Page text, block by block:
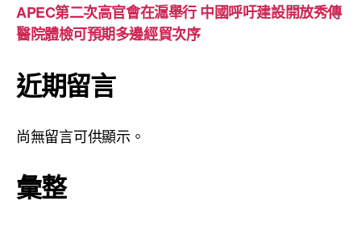
APEC第二次高官會在滬舉行 中國呼吁建設開放秀傳
醫院體檢可預期多邊經貿次序
近期留言
尚無留言可供顯示。
彙整